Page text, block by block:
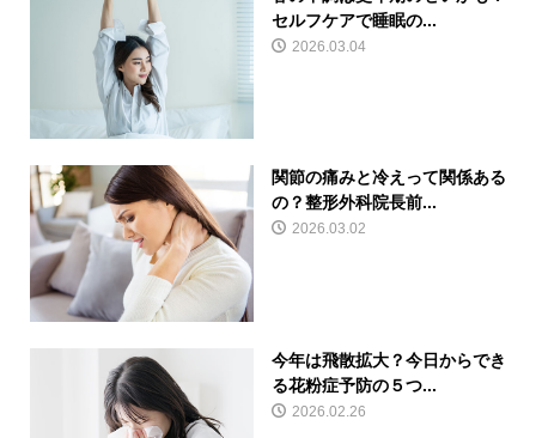
セルフケアで睡眠の...
2026.03.04
関節の痛みと冷えって関係ある
の？整形外科院長前...
2026.03.02
今年は飛散拡大？今日からでき
る花粉症予防の５つ...
2026.02.26